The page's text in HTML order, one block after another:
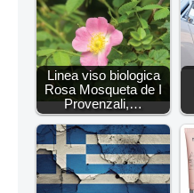
Linea viso biologica
Rosa Mosqueta de I
Provenzali,…